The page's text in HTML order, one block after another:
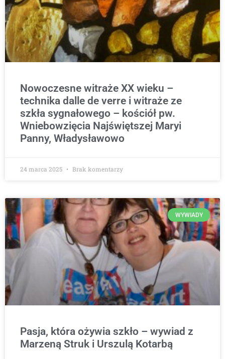
Nowoczesne witraże XX wieku –
technika dalle de verre i witraże ze
szkła sygnałowego – kościół pw.
Wniebowzięcia Najświętszej Maryi
Panny, Władysławowo
24 marca 2025 Brak komentarzy
WYWIADY
Pasja, która ożywia szkło – wywiad z
Marzeną Struk i Urszulą Kotarbą